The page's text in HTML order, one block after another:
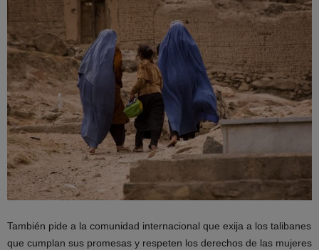
También pide a la comunidad internacional que exija a los talibanes
que cumplan sus promesas y respeten los derechos de las mujeres